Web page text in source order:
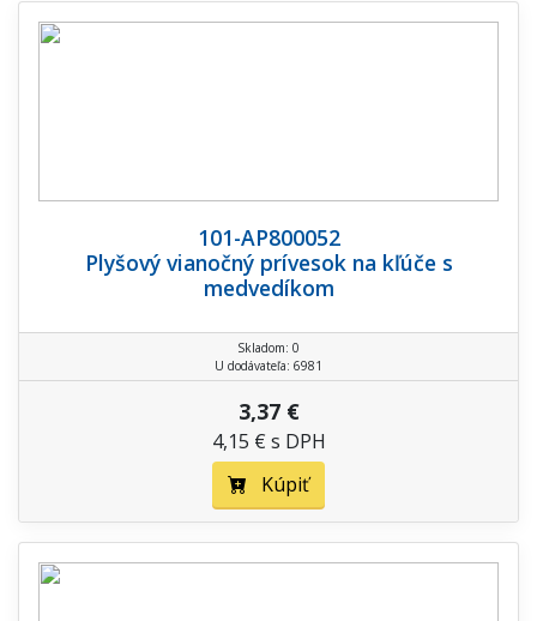
101-AP800052
Plyšový vianočný prívesok na kľúče s
medvedíkom
Skladom: 0
U dodávateľa: 6981
3,37 €
4,15 € s DPH
Kúpiť